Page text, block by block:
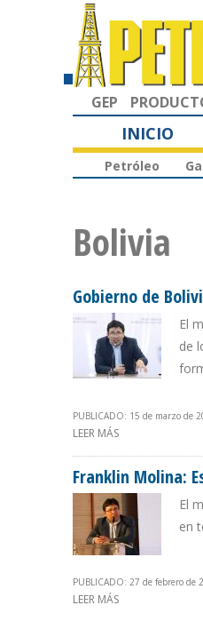
GEP
INICIO
Petróleo
Bolivia
Gobierno de
El
de
PUBLICADO: 15 de marzo de
LEER MÁS
Franklin Molina:
El
en
PUBLICADO: 27 de febrero de
LEER MÁS